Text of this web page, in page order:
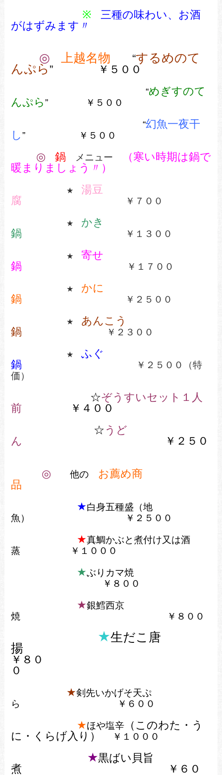
※
三種の味わい、お酒
がはずみます〃
◎ 上越名物 “するめのて
んぷら ” ￥５００
“めぎすのて
んぷら” ￥５００
“幻魚一夜干
し” ￥５００
◎ 鍋 メニュー
（寒い時期は鍋で
暖まりましょう〃）
★ 湯豆
腐 ￥７００
★ かき
鍋 ￥１３００
★ 寄せ
鍋
￥１７００
★ かに
鍋 ￥２５００
★ あんこう
鍋 ￥２３００
★ ふぐ
鍋
￥２５００（特
価）
☆ぞうすいセット１人
前
￥４００
☆ うど
ん
￥２５０
◎ 他の お薦め商
品
★白身五種盛（地
魚）
￥２５００
★真鯛かぶと煮付け又は酒
蒸
￥１０００
★ぶりカマ焼
￥８００
★銀鱈西京
焼
￥８００
★生だこ唐
揚
￥８０
０
★剣先いかげそ天ぷ
ら
￥６００
★ほや塩辛（このわた・う
に・くらげ入り）
￥１０００
★黒ばい貝旨
煮
￥６０